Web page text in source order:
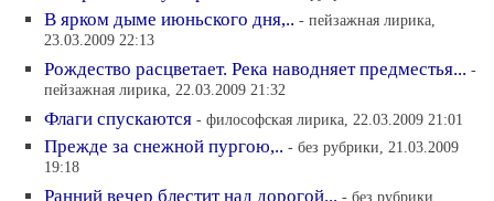
В ярком дыме июньского дня,.. - пейзажная лирика,
23.03.2009 22:13
Рождество расцветает. Река наводняет предместья... -
пейзажная лирика, 22.03.2009 21:32
Флаги спускаются - философская лирика, 22.03.2009 21:01
Прежде за снежной пургою,.. - без рубрики, 21.03.2009
19:18
Ранний вечер блестит над дорогой... - без рубрики,